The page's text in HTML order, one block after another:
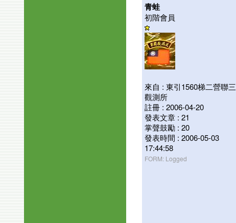
青蛙
初階會員
來自 : 東引1560梯二營聯三
觀測所
註冊 : 2006-04-20
發表文章 : 21
掌聲鼓勵 : 20
發表時間 : 2006-05-03
17:44:58
FORM: Logged